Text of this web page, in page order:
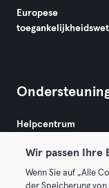
Europese
Helpcentrum
Wir passen Ihre
Wenn Sie auf „Alle